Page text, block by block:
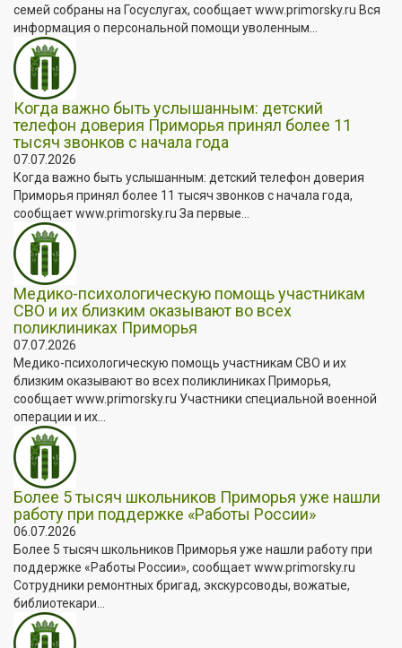
семей собраны на Госуслугах, сообщает www.primorsky.ru Вся
информация о персональной помощи уволенным...
Когда важно быть услышанным: детский
телефон доверия Приморья принял более 11
тысяч звонков с начала года
07.07.2026
Когда важно быть услышанным: детский телефон доверия
Приморья принял более 11 тысяч звонков с начала года,
сообщает www.primorsky.ru За первые...
Медико-психологическую помощь участникам
СВО и их близким оказывают во всех
поликлиниках Приморья
07.07.2026
Медико-психологическую помощь участникам СВО и их
близким оказывают во всех поликлиниках Приморья,
сообщает www.primorsky.ru Участники специальной военной
операции и их...
Более 5 тысяч школьников Приморья уже нашли
работу при поддержке «Работы России»
06.07.2026
Более 5 тысяч школьников Приморья уже нашли работу при
поддержке «Работы России», сообщает www.primorsky.ru
Сотрудники ремонтных бригад, экскурсоводы, вожатые,
библиотекари...